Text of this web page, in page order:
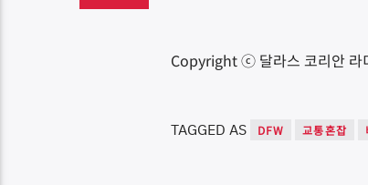
Copyright ⓒ 달라스 코리안 라
TAGGED AS DFW 교통혼잡